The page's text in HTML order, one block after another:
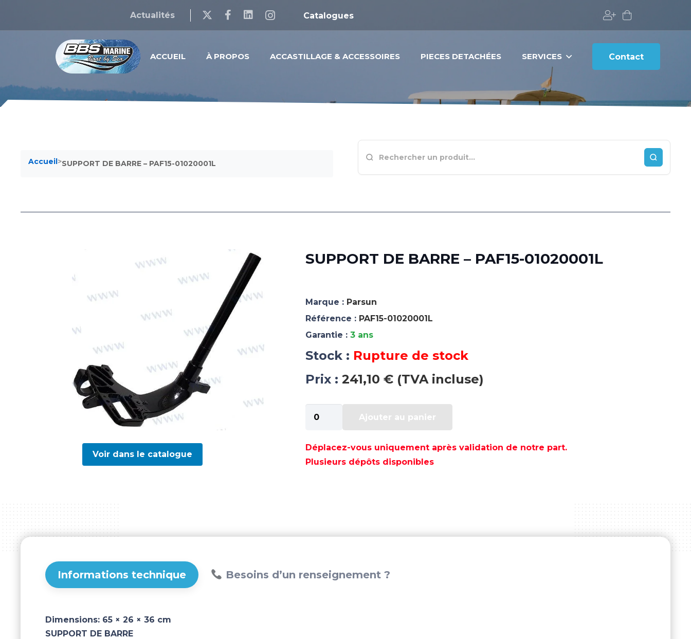
Actualités Catalogues
ACCUEIL À PROPOS ACCASTILLAGE & ACCESSOIRES PIECES DETACHÉES SERVICES Contact
Accueil>SUPPORT DE BARRE – PAF15-01020001L
Voir dans le catalogue
SUPPORT DE BARRE – PAF15-01020001L
Marque : Parsun
Référence : PAF15-01020001L
Garantie : 3 ans
Stock : Rupture de stock
Prix : 241,10 € (TVA incluse)
de
DE
BARRE
Ajouter au panier
Déplacez-vous uniquement après validation de notre part.
Plusieurs dépôts disponibles
Informations technique Besoins d’un renseignement ?
Dimensions: 65 × 26 × 36 cm
SUPPORT DE BARRE